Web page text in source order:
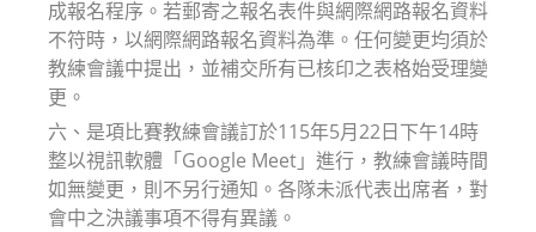
成報名程序。若郵寄之報名表件與網際網路報名資料
不符時，以網際網路報名資料為準。任何變更均須於
教練會議中提出，並補交所有已核印之表格始受理變
更。
六、是項比賽教練會議訂於115年5月22日下午14時
整以視訊軟體「Google Meet」進行，教練會議時間
如無變更，則不另行通知。各隊未派代表出席者，對
會中之決議事項不得有異議。